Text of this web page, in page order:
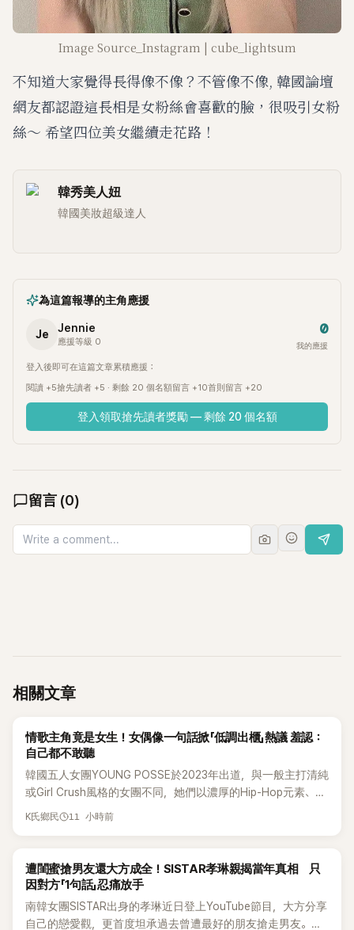
Image Source_Instagram | cube_lightsum
不知道大家覺得長得像不像？不管像不像, 韓國論壇
網友都認證這長相是女粉絲會喜歡的臉，很吸引女粉
絲～ 希望四位美女繼續走花路！
韓秀美人妞
韓國美妝超級達人
為這篇報導的主角應援
Je Jennie
應援等級 0
0
我的應援
登入後即可在這篇文章累積應援：
閱讀 +5搶先讀者 +5 · 剩餘 20 個名額留言 +10首則留言 +20
登入領取搶先讀者獎勵 — 剩餘 20 個名額
留言 (0)
相關文章
K-POP
情歌主角竟是女生！女偶像一句話掀「低調出櫃」熱議 羞認：
自己都不敢聽
韓國五人女團YOUNG POSSE於2023年出道，與一般主打清純
或Girl Crush風格的女團不同，她們以濃厚的Hip-Hop元素、自
創Rap及成員親自參與創作為特色，MV也融入美式街頭、塗
為第五代女團中極具辨識度的新生代代表之一。
K氏鄉民 11 小時前
K-POP
遭閨蜜搶男友還大方成全！SISTAR孝琳親揭當年真相 只
因對方「1句話」忍痛放手
南韓女團SISTAR出身的孝琳近日登上YouTube節目，大方分享
自己的戀愛觀，更首度坦承過去曾遭最好的朋友搶走男友。她